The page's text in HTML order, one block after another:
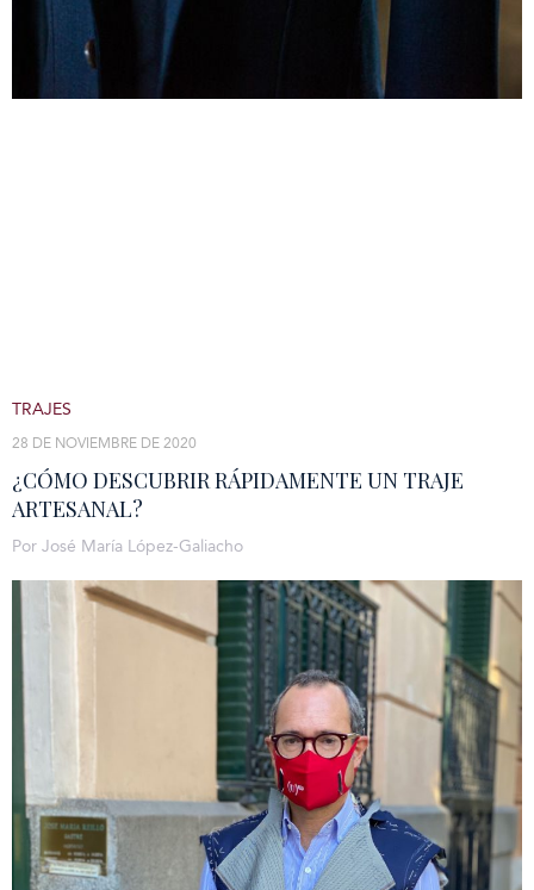
¿CÓMO DESCUBRIR RÁPIDAMENTE UN TRAJE
ARTESANAL?
28 DE NOVIEMBRE DE 2020
TRAJES
Por José María López-Galiacho